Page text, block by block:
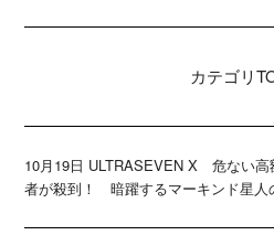
カテゴリ
10月19日 ULTRASEVEN X 危ない高
者が殺到！ 暗躍するマーキンド星人